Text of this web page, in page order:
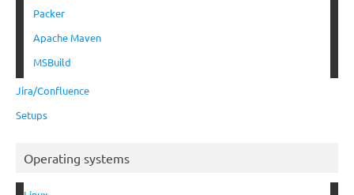
Packer
Apache Maven
MSBuild
Jira/Confluence
Setups
Operating systems